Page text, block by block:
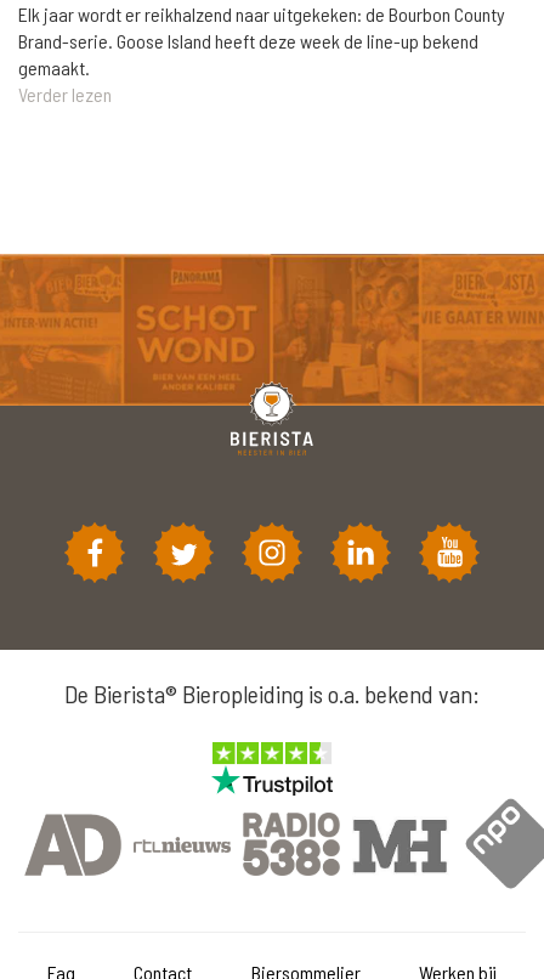
Elk jaar wordt er reikhalzend naar uitgekeken: de Bourbon County
Brand-serie. Goose Island heeft deze week de line-up bekend
gemaakt.
Verder lezen
De Bierista® Bieropleiding is o.a. bekend van:
Faq Contact Biersommelier Werken bij